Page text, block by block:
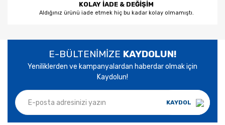
KOLAY İADE & DEĞİŞİM
Aldığınız ürünü iade etmek hiç bu kadar kolay olmamıştı.
E-BÜLTENİMİZE KAYDOLUN!
Yeniliklerden ve kampanyalardan haberdar olmak için
Kaydolun!
KAYDOL